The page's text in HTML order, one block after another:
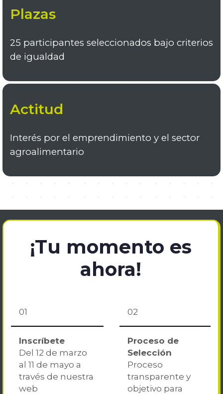
Plazas
25 participantes seleccionados bajo criterios
de igualdad
Actitud
Interés por el emprendimiento y el sector
agroalimentario
¡Tu momento es
ahora!
01 02
Inscríbete
Del 12 de marzo
al 11 de mayo a
través de nuestra
web
Proceso de
Selección
Proceso
transparente y
objetivo para